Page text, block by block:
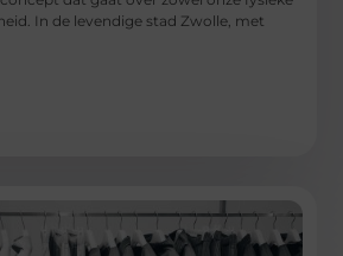
In de levendige stad Zwolle, met